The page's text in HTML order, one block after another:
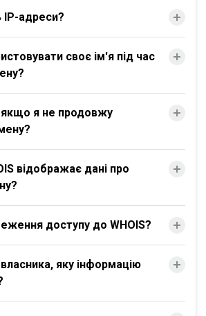
адреси?
своє ім'я під час
я не продовжу
відображає дані про
доступу до WHOIS?
яку інформацію